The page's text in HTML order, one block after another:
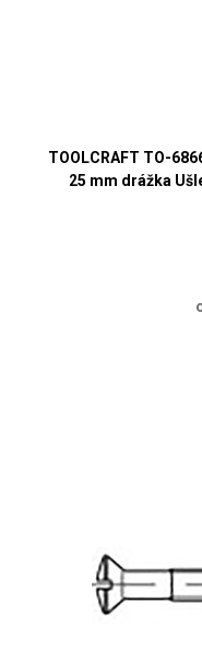
TOOLCRAFT TO-
25 mm drážka